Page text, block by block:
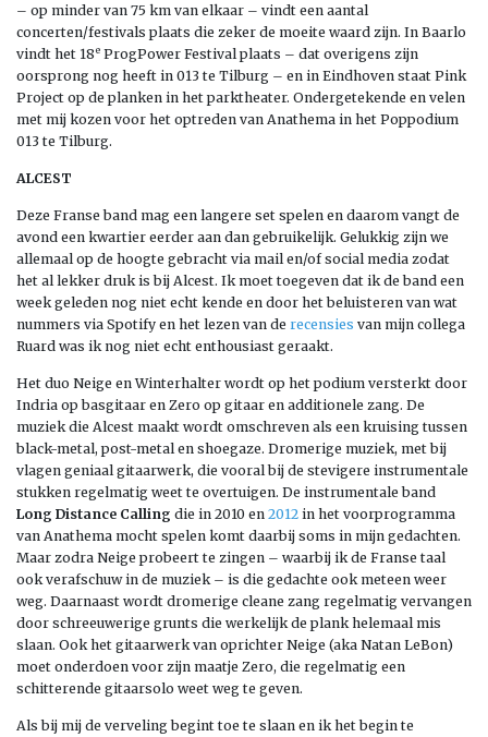
– op minder van 75 km van elkaar – vindt een aantal
concerten/festivals plaats die zeker de moeite waard zijn. In Baarlo
vindt het 18e ProgPower Festival plaats – dat overigens zijn
oorsprong nog heeft in 013 te Tilburg – en in Eindhoven staat Pink
Project op de planken in het parktheater. Ondergetekende en velen
met mij kozen voor het optreden van Anathema in het Poppodium
013 te Tilburg.
ALCEST
Deze Franse band mag een langere set spelen en daarom vangt de
avond een kwartier eerder aan dan gebruikelijk. Gelukkig zijn we
allemaal op de hoogte gebracht via mail en/of social media zodat
het al lekker druk is bij Alcest. Ik moet toegeven dat ik de band een
week geleden nog niet echt kende en door het beluisteren van wat
nummers via Spotify en het lezen van de recensies van mijn collega
Ruard was ik nog niet echt enthousiast geraakt.
Het duo Neige en Winterhalter wordt op het podium versterkt door
Indria op basgitaar en Zero op gitaar en additionele zang. De
muziek die Alcest maakt wordt omschreven als een kruising tussen
black-metal, post-metal en shoegaze. Dromerige muziek, met bij
vlagen geniaal gitaarwerk, die vooral bij de stevigere instrumentale
stukken regelmatig weet te overtuigen. De instrumentale band
Long Distance Calling die in 2010 en 2012 in het voorprogramma
van Anathema mocht spelen komt daarbij soms in mijn gedachten.
Maar zodra Neige probeert te zingen – waarbij ik de Franse taal
ook verafschuw in de muziek – is die gedachte ook meteen weer
weg. Daarnaast wordt dromerige cleane zang regelmatig vervangen
door schreeuwerige grunts die werkelijk de plank helemaal mis
slaan. Ook het gitaarwerk van oprichter Neige (aka Natan LeBon)
moet onderdoen voor zijn maatje Zero, die regelmatig een
schitterende gitaarsolo weet weg te geven.
Als bij mij de verveling begint toe te slaan en ik het begin te